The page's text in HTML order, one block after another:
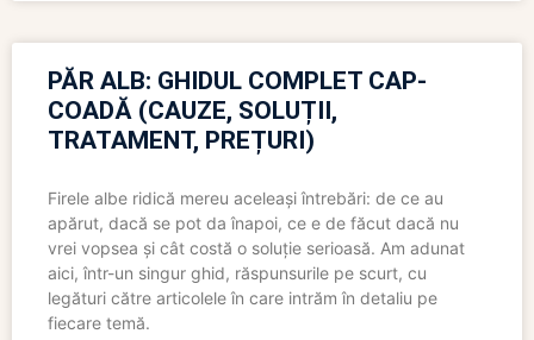
PĂR ALB: GHIDUL COMPLET CAP-
COADĂ (CAUZE, SOLUȚII,
TRATAMENT, PREȚURI)
Firele albe ridică mereu aceleași întrebări: de ce au
apărut, dacă se pot da înapoi, ce e de făcut dacă nu
vrei vopsea și cât costă o soluție serioasă. Am adunat
aici, într-un singur ghid, răspunsurile pe scurt, cu
legături către articolele în care intrăm în detaliu pe
fiecare temă.